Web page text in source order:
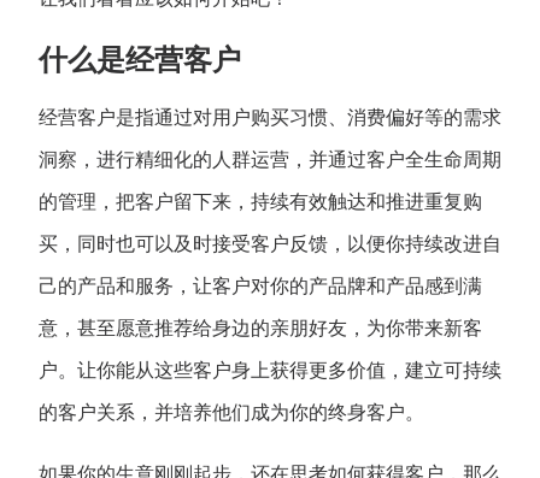
什么是经营客户
经营客户是指通过对用户购买习惯、消费偏好等的需求
洞察，进行精细化的人群运营，并通过客户全生命周期
的管理，把客户留下来，持续有效触达和推进重复购
买，同时也可以及时接受客户反馈，以便你持续改进自
己的产品和服务，让客户对你的产品牌和产品感到满
意，甚至愿意推荐给身边的亲朋好友，为你带来新客
户。让你能从这些客户身上获得更多价值，建立可持续
的客户关系，并培养他们成为你的终身客户。
如果你的生意刚刚起步，还在思考如何获得客户，那么